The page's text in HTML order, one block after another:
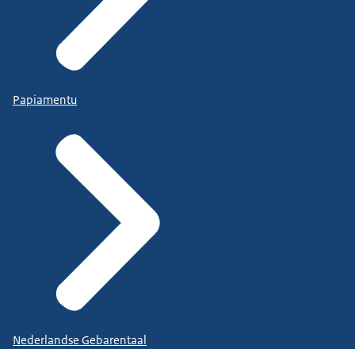
Papiamentu
Nederlandse Gebarentaal